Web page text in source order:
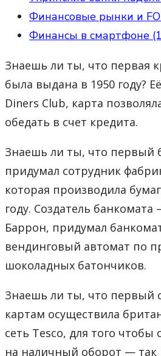
Финансовые рынки и
Финансы в смартфоне
Знаешь ли ты, что первая
была выдана в 1950 году?
Diners Club, карта
обедать в счет кредита.
Знаешь ли ты, что первый
придумал сотрудник
которая производила
году. Создатель
Баррон, придумал
вендинговый автомат по
шоколадных батончиков.
Знаешь ли ты, что первый
картам осуществила
сеть Tesco, для того чтобы
на наличный оборот — так